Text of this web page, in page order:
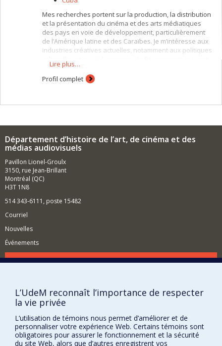
Mes recherches portent sur la production, la distribution
et la présentation du cinéma et des arts médiatiques
des pays en voie de développement, particulièrement
de l’Amérique latine et des Caraïbes. Je m’intéresse aux
industries créatives actuelles, notamment aux politiques
au cœur des relations entre les institutions
cinématographiques et les réalisateurs(trices). J’explore
d’un côté la production des films des communautés
diasporiques, racisées, les femmes, et d’un autre côté
LASA et mon projetRoots and Routes: Cuban Cinemas of the
Diaspora in the 21st Century
dans l'industrie du film, ce qui me permet d'apprécier la
recherche-création en tant qu’outil critique pour
explorer la gestion intellectuelle, économique et sociale
des évènements culturels.
Lire plus…
Profil complet
Département d’histoire de l’art, de cinéma et des
médias audiovisuels
Pavillon Lionel-Groulx
3150, rue Jean-Brillant
Montréal (QC)
H3T 1N8
514 343-6111, poste 15482
Courriel
Nouvelles
Événements
Comment soutenir le Département?
Plan du site
Signaler une erreur
Accessibilité
FACULTÉ DES ARTS ET DES SCIENCES
L’UdeM reconnaît l’importance de respecter
la vie privée
L’utilisation de témoins nous permet d’améliorer et de
personnaliser votre expérience Web. Certains témoins sont
obligatoires pour assurer le fonctionnement et la sécurité
du site Web, alors que d’autres enregistrent vos